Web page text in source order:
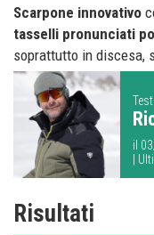
Scarpone innovativo
tasselli pronunciati
soprattutto in discesa,
il
|
Risultati